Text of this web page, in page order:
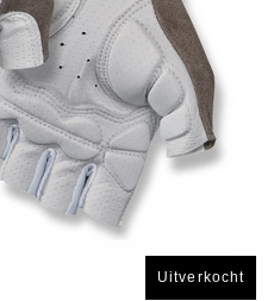
Uitverkocht